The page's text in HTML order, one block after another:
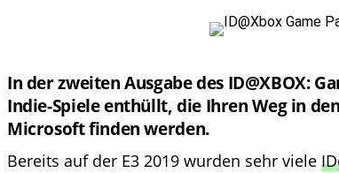
In der zweiten Ausgabe des ID@XBOX:
Indie-Spiele enthüllt, die Ihren Weg in
Microsoft finden werden.
Bereits auf der E3 2019 wurden sehr viele